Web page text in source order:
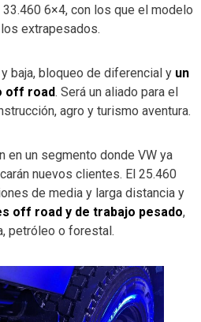
6×4, con los que el modelo
extrapesados.
baja, bloqueo de diferencial y un
off road. Será un aliado para el
agro y turismo aventura.
en un segmento donde VW ya
nuevos clientes. El 25.460
de media y larga distancia y
off road y de trabajo pesado,
petróleo o forestal.